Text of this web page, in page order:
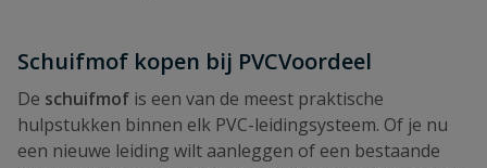
Schuifmof kopen bij PVCVoordeel
De schuifmof is een van de meest praktische
hulpstukken binnen elk PVC-leidingsysteem. Of je nu
een nieuwe leiding wilt aanleggen of een bestaande